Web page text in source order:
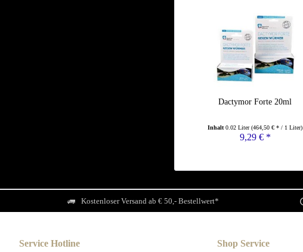
Dactymor Forte 20ml
Inhalt0.02 Liter(464,50 € * / 1 Liter)
9,29 € *
Kostenloser Versand ab € 50,- Bestellwert*
Service Hotline Shop Service